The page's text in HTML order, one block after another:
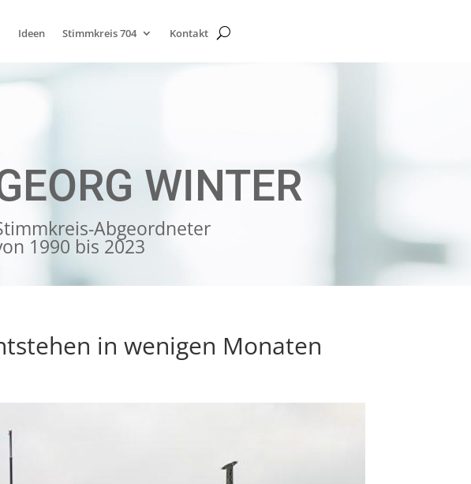
Ideen Stimmkreis 704 Kontakt
WINTER
Abgeordneter
1990 bis 2023
in wenigen Monaten